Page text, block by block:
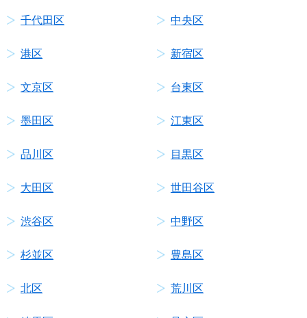
千代田区 中央区
港区 新宿区
文京区 台東区
墨田区 江東区
品川区 目黒区
大田区 世田谷区
渋谷区 中野区
杉並区 豊島区
北区 荒川区